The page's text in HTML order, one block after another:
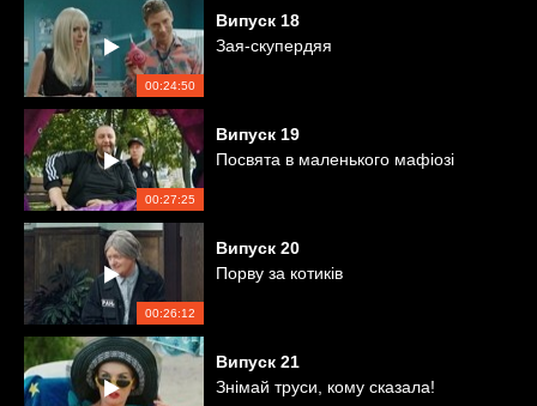
00:24:50
Випуск 18
Зая-скупердяя
00:27:25
Випуск 19
Посвята в маленького мафіозі
00:26:12
Випуск 20
Порву за котиків
Випуск 21
Знімай труси, кому сказала!